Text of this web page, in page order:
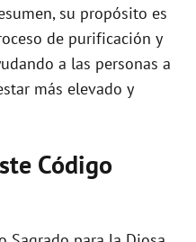
su propósito es
de purificación y
a las personas a
más elevado y
Código